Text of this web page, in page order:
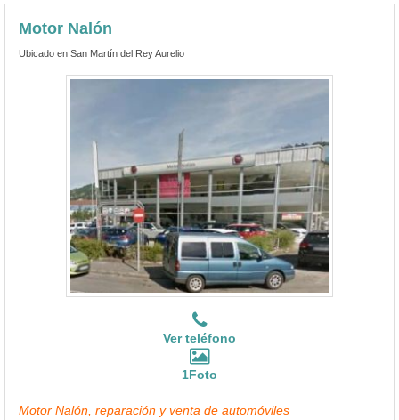
Motor Nalón
Ubicado en San Martín del Rey Aurelio
Ver teléfono
1Foto
Motor Nalón, reparación y venta de automóviles